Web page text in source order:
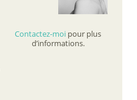
Contactez-moi pour plus
d’informations.